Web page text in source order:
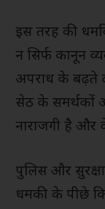
इस तरह की
न सिर्फ कानून
अपराध के बढ़ते
सेठ के समर्थकों
नाराजगी है और
पुलिस और
धमकी के पीछे